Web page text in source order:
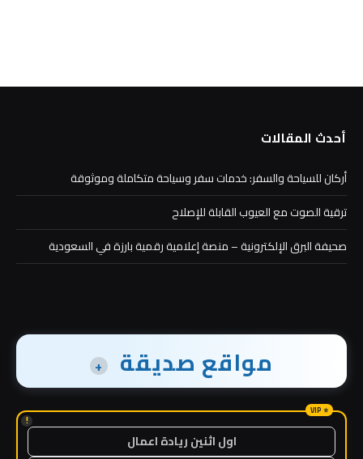
أحدث المقالات
أركان للسياحة والسفر: خدمات سفر وسياحة متكاملة وموثوقة
ترقية الصوت مع العيوب القابلة للإصلاح
صحيفة البرق الإلكترونية – منصة إعلامية رقمية بارزة في السعودية
مواقع صديقة +
!
اول اثنين ريادة اعمال